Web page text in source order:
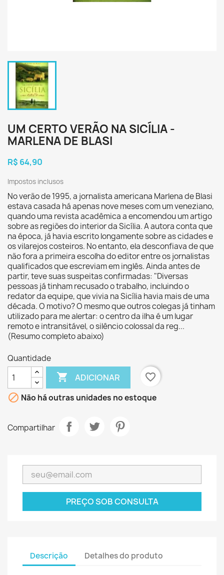
UM CERTO VERÃO NA SICÍLIA -
MARLENA DE BLASI
R$ 64,90
Impostos inclusos
No verão de 1995, a jornalista americana Marlena de Blasi
estava casada há apenas nove meses com um veneziano,
quando uma revista acadêmica a encomendou um artigo
sobre as regiões do interior da Sicília. A autora conta que
na época, já havia escrito longamente sobre as cidades e
os vilarejos costeiros. No entanto, ela desconfiava de que
não fora a primeira escolha do editor entre os jornalistas
qualificados que escreviam em inglês. Ainda antes de
partir, teve suas suspeitas confirmadas: "Diversas
pessoas já tinham recusado o trabalho, incluindo o
redator da equipe, que vivia na Sicília havia mais de uma
década. O motivo? O mesmo que outros colegas já tinham
utilizado para me alertar: o centro da ilha é um lugar
remoto e intransitável, o silêncio colossal da reg...
(Resumo completo abaixo)
Quantidade
 ADICIONAR
favorite_border
 Não há outras unidades no estoque
Compartilhar
PREÇO SOB CONSULTA
Descrição Detalhes do produto